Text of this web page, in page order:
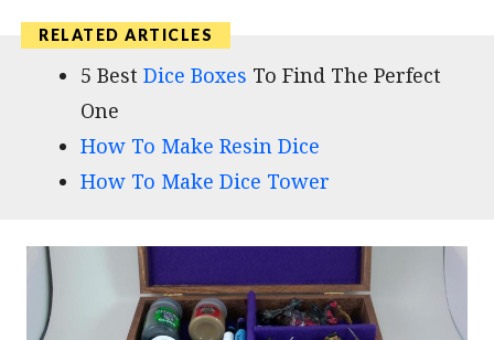
5 Best Dice Boxes To Find The Perfect
One
How To Make Resin Dice
How To Make Dice Tower